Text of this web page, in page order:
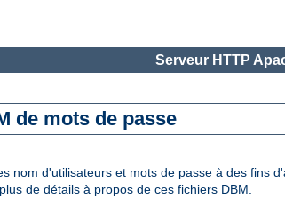
Serveur HTTP
de mots de passe
nom d'utilisateurs et mots de passe à des fins
de détails à propos de ces fichiers DBM.